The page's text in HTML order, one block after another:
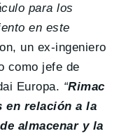
para los
en este
un ex-ingeniero
como jefe de
Europa. “Rimac
en relación a la
almacenar y la